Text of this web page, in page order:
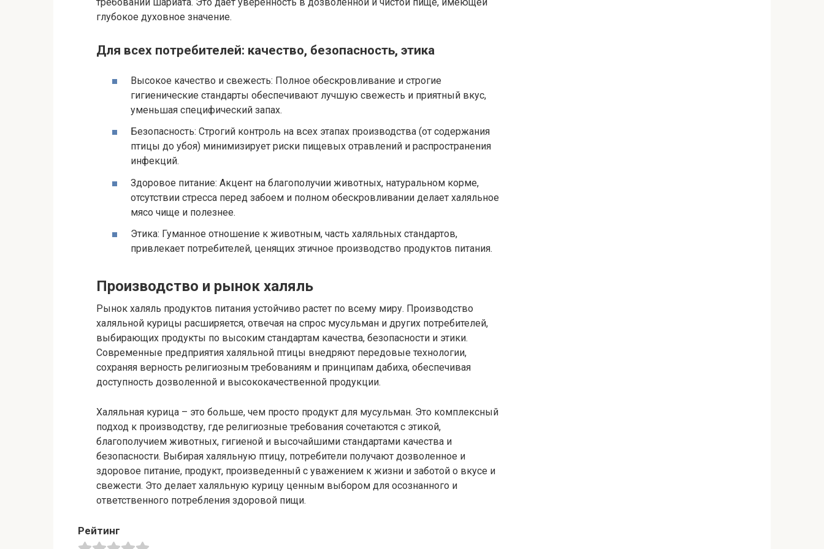
глубокое духовное значение.
Для всех потребителей: качество, безопасность, этика
Высокое качество и свежесть: Полное обескровливание и строгие
гигиенические стандарты обеспечивают лучшую свежесть и приятный вкус,
уменьшая специфический запах.
Безопасность: Строгий контроль на всех этапах производства (от содержания
птицы до убоя) минимизирует риски пищевых отравлений и распространения
инфекций.
Здоровое питание: Акцент на благополучии животных, натуральном корме,
отсутствии стресса перед забоем и полном обескровливании делает халяльное
мясо чище и полезнее.
Этика: Гуманное отношение к животным, часть халяльных стандартов,
привлекает потребителей, ценящих этичное производство продуктов питания.
Производство и рынок халяль
Рынок халяль продуктов питания устойчиво растет по всему миру. Производство
халяльной курицы расширяется, отвечая на спрос мусульман и других потребителей,
выбирающих продукты по высоким стандартам качества, безопасности и этики.
Современные предприятия халяльной птицы внедряют передовые технологии,
сохраняя верность религиозным требованиям и принципам дабиха, обеспечивая
доступность дозволенной и высококачественной продукции.
Халяльная курица – это больше, чем просто продукт для мусульман. Это комплексный
подход к производству, где религиозные требования сочетаются с этикой,
благополучием животных, гигиеной и высочайшими стандартами качества и
безопасности. Выбирая халяльную птицу, потребители получают дозволенное и
здоровое питание, продукт, произведенный с уважением к жизни и заботой о вкусе и
свежести. Это делает халяльную курицу ценным выбором для осознанного и
ответственного потребления здоровой пищи.
Рейтинг